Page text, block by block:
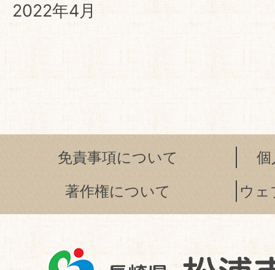
2022年4月
免責事項について
個
著作権について
ウ